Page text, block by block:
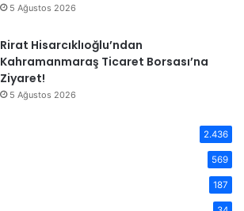
5 Ağustos 2026
Rirat Hisarcıklıoğlu’ndan
Kahramanmaraş Ticaret Borsası’na
Ziyaret!
5 Ağustos 2026
2.436
569
187